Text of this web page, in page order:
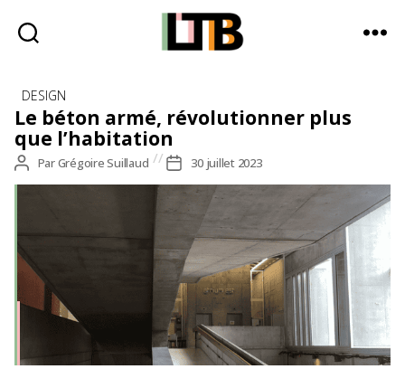
Bag
-
d'information
quotidienne
Catégories
DESIGN
Le béton armé, révolutionner plus
que l’habitation
Auteur
de
ParGrégoire Suillaud
Date
de
l’article
30 juillet 2023